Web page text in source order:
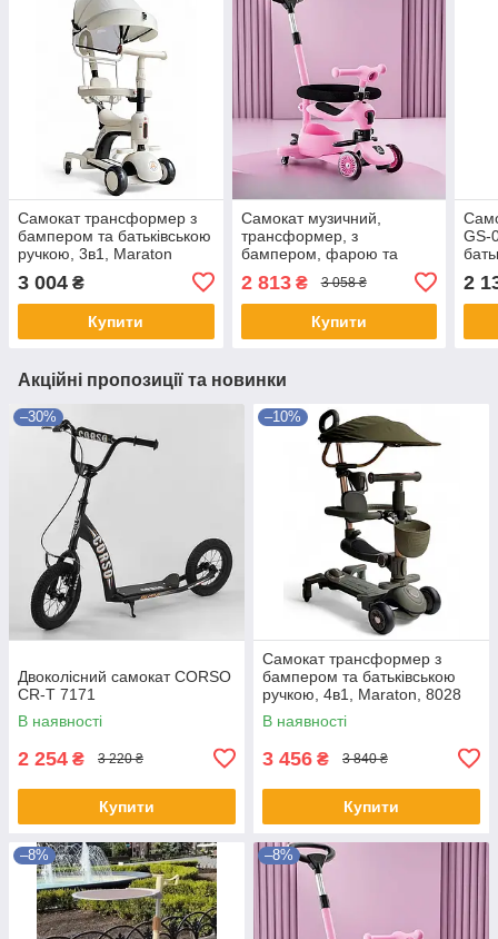
Самокат трансформер з
бампером та батьківською
ручкою, 3в1, Maraton
3 004 ₴
Купити
Самокат музичний,
трансформер, з
бампером, фарою та
батьківською ручкою, 3в1,
Maraton, K619 рожевий
2 813₴ 3 058 ₴
Купити
GS-
2
Акційні пропозиції та новинки
–30%
Двоколісний самокат CORSO
CR-T 7171
В наявності
2 254 ₴ 3 220 ₴
Купити
–10%
Самокат трансформер з
бампером та батьківською
ручкою, 4в1, Maraton, 8028
хакі
В наявності
3 456 ₴ 3 840 ₴
Купити
–8% –8%